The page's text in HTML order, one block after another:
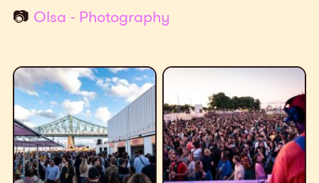
📷 Olsa - Photography